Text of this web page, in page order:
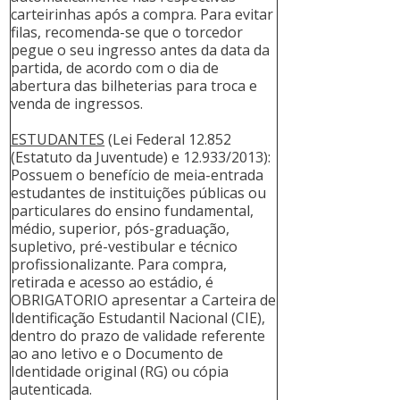
carteirinhas após a compra. Para evitar
filas, recomenda-se que o torcedor
pegue o seu ingresso antes da data da
partida, de acordo com o dia de
abertura das bilheterias para troca e
venda de ingressos.
ESTUDANTES (Lei Federal 12.852
(Estatuto da Juventude) e 12.933/2013):
Possuem o benefício de meia-entrada
estudantes de instituições públicas ou
particulares do ensino fundamental,
médio, superior, pós-graduação,
supletivo, pré-vestibular e técnico
profissionalizante. Para compra,
retirada e acesso ao estádio, é
OBRIGATORIO apresentar a Carteira de
Identificação Estudantil Nacional (CIE),
dentro do prazo de validade referente
ao ano letivo e o Documento de
Identidade original (RG) ou cópia
autenticada.